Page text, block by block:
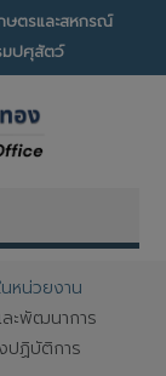
ษตรและสหกรณ์
ปศุสัตว์
หน่วยงาน
ะพัฒนาการ
ปฏิบัติการ